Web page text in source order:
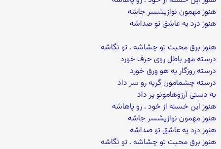
هنوز مهمون نوازیشسر جاشه
هنوز درد یه عاشق تو صداشه
هنوز برق محبت تو چشاشه . تو نگاشه
درسته مهر باطل روی حرف خورد
درسته روزگار یه هو ورق خورد
درسته چشمامون گریه رو سر داد
یه دستی آرزوهامونو پر داد
هنوز این خسته از خود . رو پاهاشه
هنوز مهمون نوازیشسر جاشه
هنوز درد یه عاشق تو صداشه
هنوز برق محبت تو چشاشه . تو نگاشه